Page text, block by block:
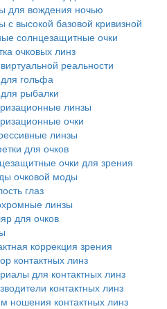
для вождения ночью
с высокой базовой кривизной
солнцезащитные очки
очковых линз
реальности
гольфа
рыбалки
линзы
очки
линзы
для очков
очки для зрения
очковой моды
глаз
линзы
для очков
коррекция зрения
контактных линз
для контактных линз
контактных линз
ношения контактных линз